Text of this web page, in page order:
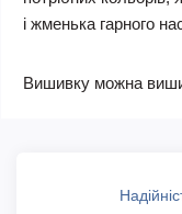
і жменька гарного
Вишивку можна